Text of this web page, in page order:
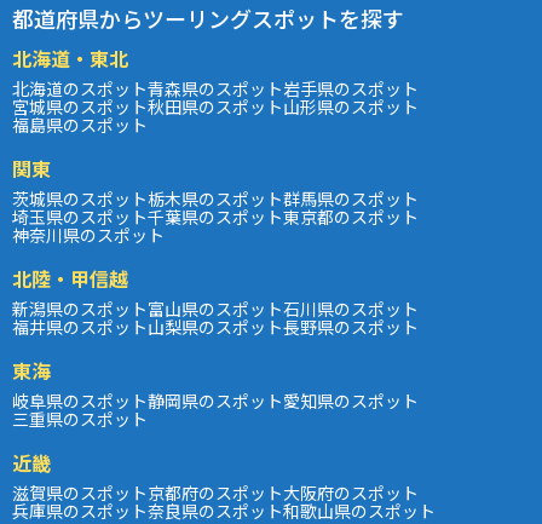
都道府県からツーリングスポットを探す
北海道・東北
北海道のスポット青森県のスポット岩手県のスポット
宮城県のスポット秋田県のスポット山形県のスポット
福島県のスポット
関東
茨城県のスポット栃木県のスポット群馬県のスポット
埼玉県のスポット千葉県のスポット東京都のスポット
神奈川県のスポット
北陸・甲信越
新潟県のスポット富山県のスポット石川県のスポット
福井県のスポット山梨県のスポット長野県のスポット
東海
岐阜県のスポット静岡県のスポット愛知県のスポット
三重県のスポット
近畿
滋賀県のスポット京都府のスポット大阪府のスポット
兵庫県のスポット奈良県のスポット和歌山県のスポット